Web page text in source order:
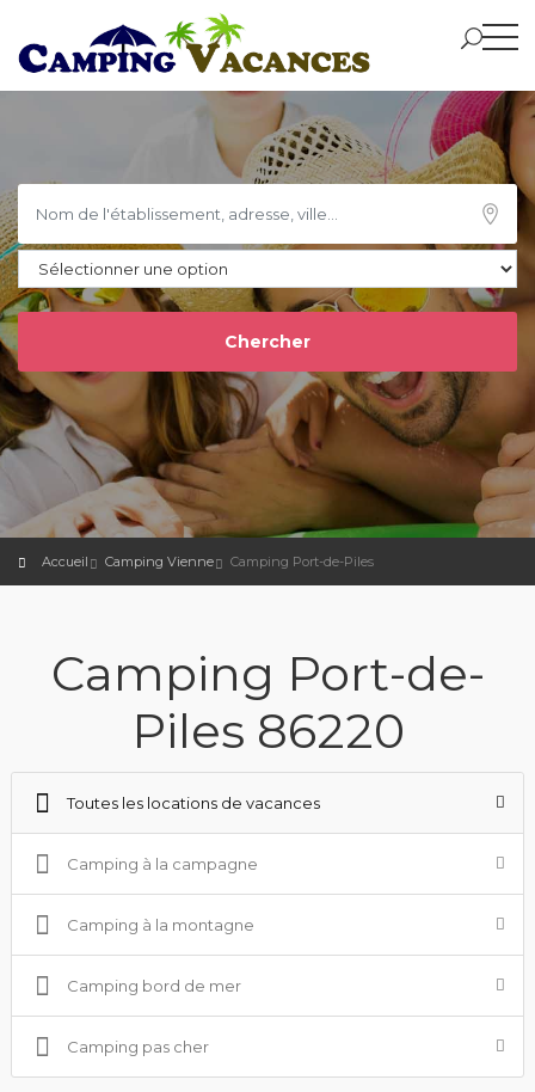
Accueil Camping Vienne Camping Port-de-Piles
Camping Port-de-
Piles 86220
Toutes les locations de vacances
Camping à la campagne
Camping à la montagne
Camping bord de mer
Camping pas cher